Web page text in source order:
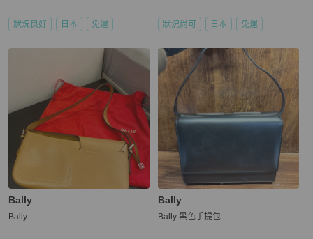
狀況良好 日本 免運 狀況尚可 日本 免運
Bally
Bally
Bally
Bally 黑色手提包